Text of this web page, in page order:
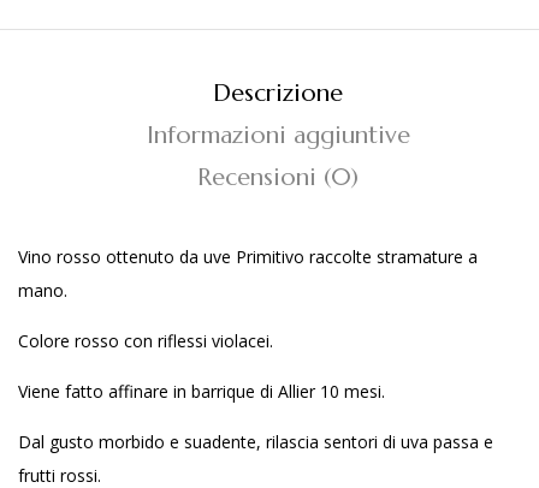
Descrizione
Informazioni aggiuntive
Recensioni (0)
Vino rosso ottenuto da uve Primitivo raccolte stramature a
mano.
Colore rosso con riflessi violacei.
Viene fatto affinare in barrique di Allier 10 mesi.
Dal gusto morbido e suadente, rilascia sentori di uva passa e
frutti rossi.